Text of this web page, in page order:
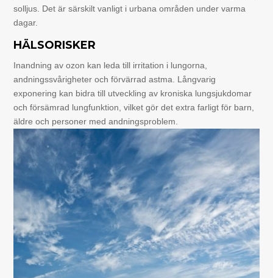
solljus. Det är särskilt vanligt i urbana områden under varma
dagar.
HÄLSORISKER
Inandning av ozon kan leda till irritation i lungorna,
andningssvårigheter och förvärrad astma. Långvarig
exponering kan bidra till utveckling av kroniska lungsjukdomar
och försämrad lungfunktion, vilket gör det extra farligt för barn,
äldre och personer med andningsproblem.